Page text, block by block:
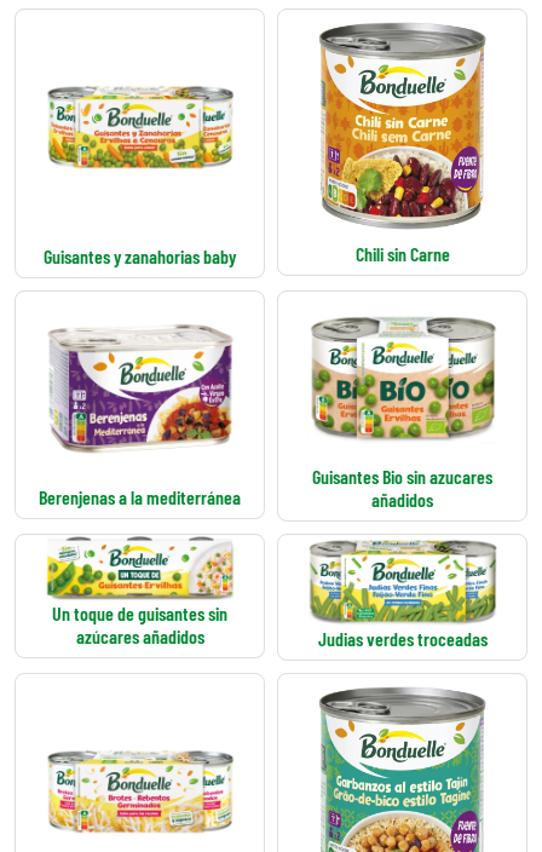
Guisantes y zanahorias baby Chili sin Carne
Berenjenas a la mediterránea
Guisantes Bio sin azucares
añadidos
Un toque de guisantes sin
azúcares añadidos
Judias verdes troceadas